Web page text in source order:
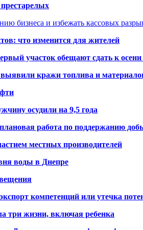
бизнеса и избежать кассовых
что изменится для жителей
участок обещают сдать к осени
выявили кражи топлива и
осудили на 9,5 года
работа по поддержанию
местных производителей
воды в Днепре
компетенций или утечка
три жизни, включая ребенка